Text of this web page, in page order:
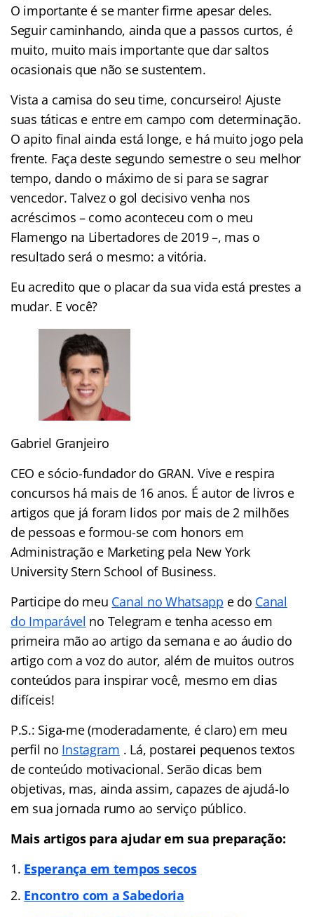
O importante é se manter firme apesar deles.
Seguir caminhando, ainda que a passos curtos, é
muito, muito mais importante que dar saltos
ocasionais que não se sustentem.
Vista a camisa do seu time, concurseiro! Ajuste
suas táticas e entre em campo com determinação.
O apito final ainda está longe, e há muito jogo pela
frente. Faça deste segundo semestre o seu melhor
tempo, dando o máximo de si para se sagrar
vencedor. Talvez o gol decisivo venha nos
acréscimos – como aconteceu com o meu
Flamengo na Libertadores de 2019 –, mas o
resultado será o mesmo: a vitória.
Eu acredito que o placar da sua vida está prestes a
mudar. E você?
Gabriel Granjeiro
CEO e sócio-fundador do GRAN. Vive e respira
concursos há mais de 16 anos. É autor de livros e
artigos que já foram lidos por mais de 2 milhões
de pessoas e formou-se com honors em
Administração e Marketing pela New York
University Stern School of Business.
Participe do meu Canal no Whatsapp e do Canal
do Imparável no Telegram e tenha acesso em
primeira mão ao artigo da semana e ao áudio do
artigo com a voz do autor, além de muitos outros
conteúdos para inspirar você, mesmo em dias
difíceis!
P.S.: Siga-me (moderadamente, é claro) em meu
perfil no Instagram . Lá, postarei pequenos textos
de conteúdo motivacional. Serão dicas bem
objetivas, mas, ainda assim, capazes de ajudá-lo
em sua jornada rumo ao serviço público.
Mais artigos para ajudar em sua preparação:
Esperança em tempos secos
Encontro com a Sabedoria